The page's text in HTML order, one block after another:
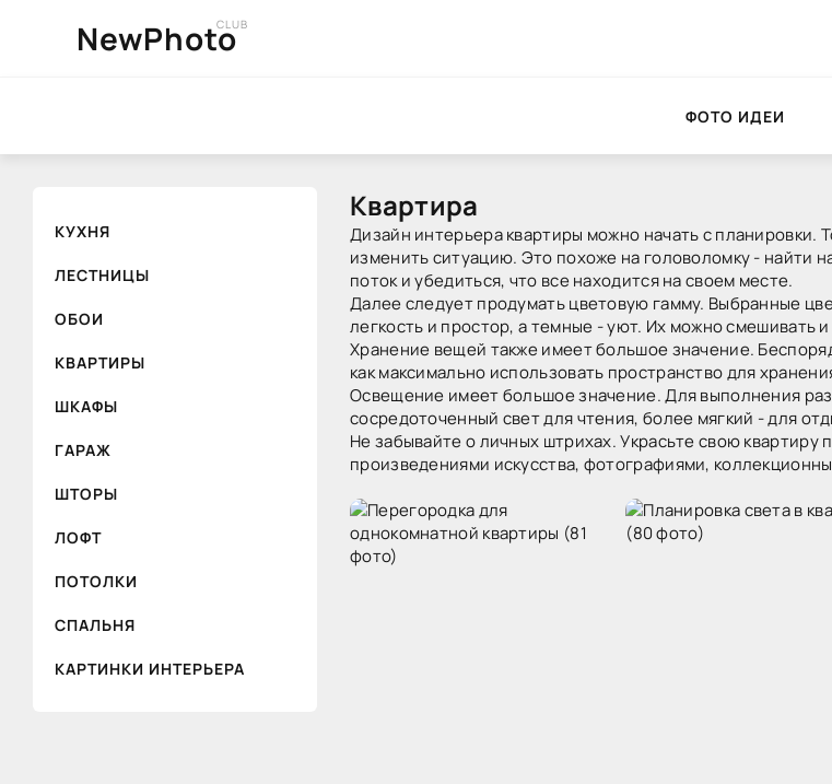
NewPhoto
CLUB
ФОТО ИДЕИ
КУХНЯ
ЛЕСТНИЦЫ
ОБОИ
КВАРТИРЫ
ШКАФЫ
ГАРАЖ
ШТОРЫ
ЛОФТ
ПОТОЛКИ
СПАЛЬНЯ
КАРТИНКИ ИНТЕРЬЕРА
Квартира
Дизайн интерьера квартиры можно начать с планировки.
изменить ситуацию. Это похоже на головоломку - найти
поток и убедиться, что все находится на своем месте.
Далее следует продумать цветовую гамму. Выбранные
легкость и простор, а темные - уют. Их можно смешивать
Хранение вещей также имеет большое значение.
как максимально использовать пространство для
Освещение имеет большое значение. Для выполнения
сосредоточенный свет для чтения, более мягкий - для
Не забывайте о личных штрихах. Украсьте свою
произведениями искусства, фотографиями,